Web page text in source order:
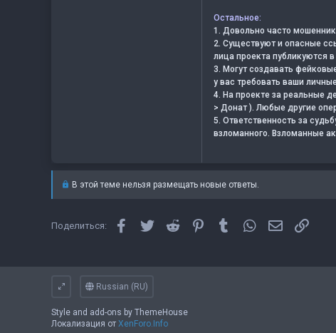
Остальное:
1. Довольно часто
2. Существуют и опасные
лица проекта публикуются
3. Могут создавать
у вас требовать ваши
4. На проекте за реальные
> Донат ). Любые другие
5. Ответственность за
взломанного. Взломанные
В этой теме нельзя размещать новые ответы.
Поделиться: Facebook
TwitterReddit PinterestTumblrWhatsApp Ссылка
Russian (RU)
Style and add-ons by ThemeHouse
Локализация от XenForo.Info